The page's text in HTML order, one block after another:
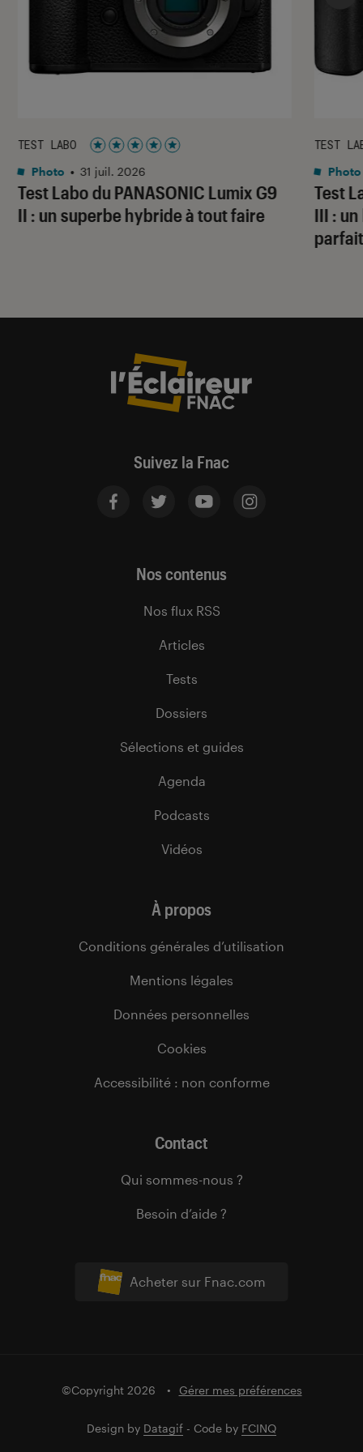
Test Labo du PANASONIC Lumix G9
II : un superbe hybride à tout faire
TEST LABO
Noté 5 étoiles sur 5
Photo • 31 juil. 2026
Test
III :
TEST
Photo
Suivez la Fnac
Acheter sur Fnac.com
Nos contenus
Nos flux RSS
Articles
Tests
Dossiers
Sélections et guides
Agenda
Podcasts
Vidéos
À propos
Conditions générales d’utilisation
Mentions légales
Données personnelles
Cookies
Accessibilité : non conforme
Contact
Qui sommes-nous ?
Besoin d’aide ?
©Copyright 2026 Gérer mes préférences
Design by Datagif - Code by FCINQ